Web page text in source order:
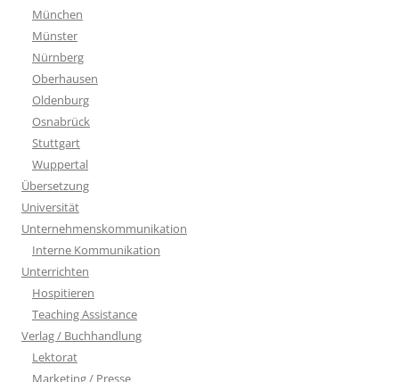
München
Münster
Nürnberg
Oberhausen
Oldenburg
Osnabrück
Stuttgart
Wuppertal
Übersetzung
Universität
Unternehmenskommunikation
Interne Kommunikation
Unterrichten
Hospitieren
Teaching Assistance
Verlag / Buchhandlung
Lektorat
Marketing / Presse